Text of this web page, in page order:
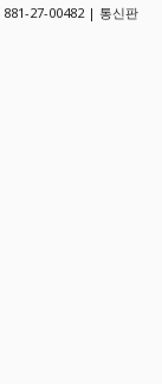
881-27-00482 | 통신판